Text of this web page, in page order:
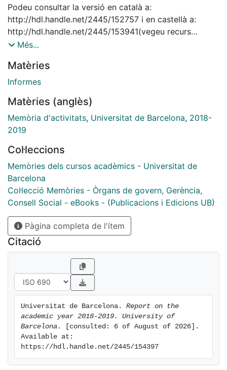
core activities of student life, and details of University
of Barcelona projection in society and throughout the
world.
Podeu consultar la versió en català a:
http://hdl.handle.net/2445/152757 i en castellà a:
http://hdl.handle.net/2445/153941(vegeu recurs
relacionat)
Més...
Matèries
Informes
Matèries (anglès)
Memòria d'activitats, Universitat de Barcelona, 2018-
2019
Col·leccions
Memòries dels cursos acadèmics - Universitat de
Barcelona
Col·lecció Memòries - Òrgans de govern, Gerència,
Consell Social - eBooks - (Publicacions i Edicions UB)
Pàgina completa de l'ítem
Citació
Universitat de Barcelona. Report on the
academic year 2018-2019. University of
Barcelona.
[consulted: 6 of August of 2026].
Available at:
https://hdl.handle.net/2445/154397